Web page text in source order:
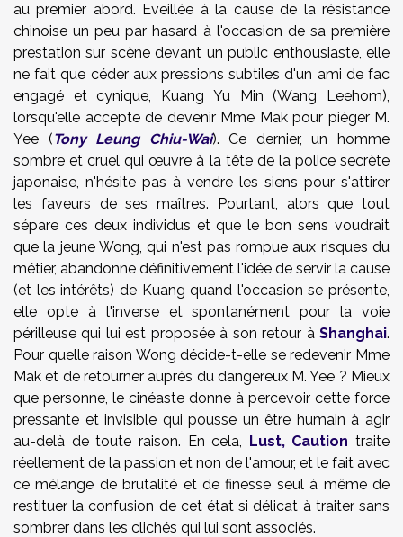
au premier abord. Eveillée à la cause de la résistance
chinoise un peu par hasard à l'occasion de sa première
prestation sur scène devant un public enthousiaste, elle
ne fait que céder aux pressions subtiles d'un ami de fac
engagé et cynique, Kuang Yu Min (Wang Leehom),
lorsqu'elle accepte de devenir Mme Mak pour piéger M.
Yee (Tony Leung Chiu-Wai). Ce dernier, un homme
sombre et cruel qui œuvre à la tête de la police secrète
japonaise, n'hésite pas à vendre les siens pour s'attirer
les faveurs de ses maîtres. Pourtant, alors que tout
sépare ces deux individus et que le bon sens voudrait
que la jeune Wong, qui n'est pas rompue aux risques du
métier, abandonne définitivement l'idée de servir la cause
(et les intérêts) de Kuang quand l'occasion se présente,
elle opte à l'inverse et spontanément pour la voie
périlleuse qui lui est proposée à son retour à Shanghai.
Pour quelle raison Wong décide-t-elle se redevenir Mme
Mak et de retourner auprès du dangereux M. Yee ? Mieux
que personne, le cinéaste donne à percevoir cette force
pressante et invisible qui pousse un être humain à agir
au-delà de toute raison. En cela, Lust, Caution traite
réellement de la passion et non de l'amour, et le fait avec
ce mélange de brutalité et de finesse seul à même de
restituer la confusion de cet état si délicat à traiter sans
sombrer dans les clichés qui lui sont associés.